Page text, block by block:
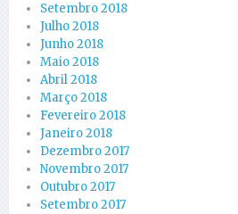
Setembro 2018
Julho 2018
Junho 2018
Maio 2018
Abril 2018
Março 2018
Fevereiro 2018
Janeiro 2018
Dezembro 2017
Novembro 2017
Outubro 2017
Setembro 2017